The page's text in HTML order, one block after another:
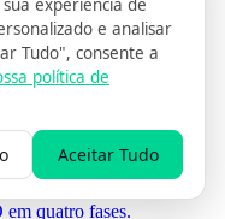
GRÉGORY STOOS
Portugal — Guia
(AISO) em Portugal
IA — ChatGPT,
e DeepSeek. Guia
avaliar, e como a
quatro fases.
experiência de
e analisar
Tudo", consente a
política de
Aceitar Tudo